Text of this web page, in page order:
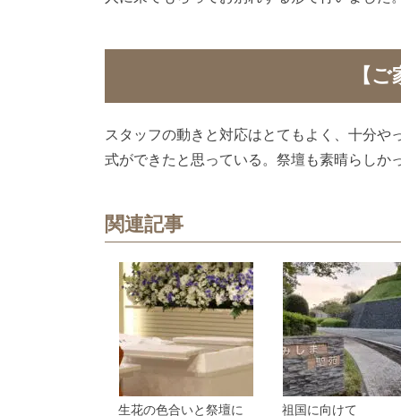
【
スタッフの動きと対応はとてもよく、十分
式ができたと思っている。祭壇も素晴らしか
関連記事
生花の色合いと祭壇に
祖国に向けて